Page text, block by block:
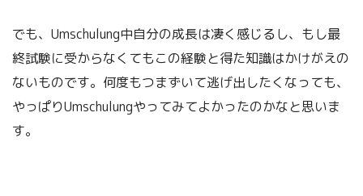
でも、Umschulung中自分の成長は凄く感じるし、もし最
終試験に受からなくてもこの経験と得た知識はかけがえの
ないものです。何度もつまずいて逃げ出したくなっても、
やっぱりUmschulungやってみてよかったのかなと思いま
す。